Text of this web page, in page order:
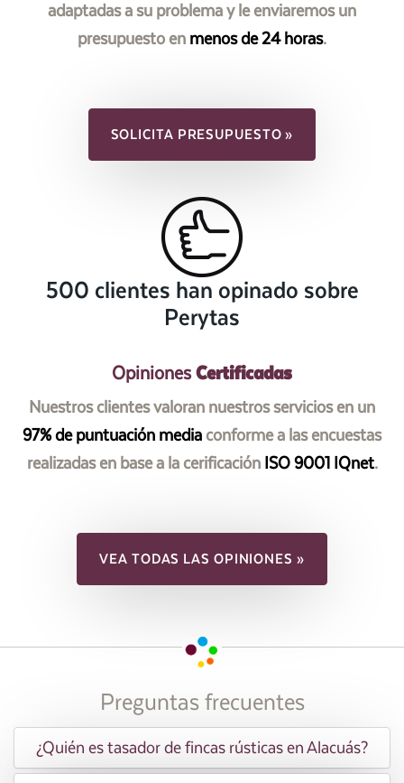
adaptadas a su problema y le enviaremos un
presupuesto en menos de 24 horas.
SOLICITA PRESUPUESTO »
500 clientes han opinado sobre
Perytas
OpinionesCertificadas
Nuestros clientes valoran nuestros servicios en un
97% de puntuación media conforme a las encuestas
realizadas en base a la cerificación ISO 9001 IQnet.
VEA TODAS LAS OPINIONES »
Preguntas frecuentes
¿Quién es tasador de fincas rústicas en Alacuás?